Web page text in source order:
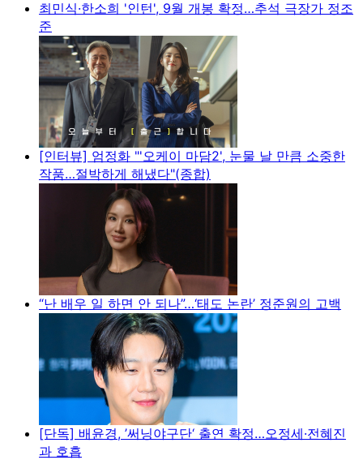
최민식·한소희 '인턴', 9월 개봉 확정…추석 극장가 정조
준
[인터뷰] 엄정화 "'오케이 마담2', 눈물 날 만큼 소중한
작품…절박하게 해냈다"(종합)
“난 배우 일 하면 안 되나”…‘태도 논란’ 정준원의 고백
[단독] 배윤경, ’써닝야구단‘ 출연 확정…오정세·전혜진
과 호흡